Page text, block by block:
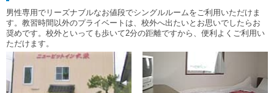
男性専用でリーズナブルなお値段でシングルルームをご利用いただけま
す。教習時間以外のプライベートは、校外へ出たいとお思いでしたらお
奨めです。校外といっても歩いて2分の距離ですから、便利よくご利用い
ただけます。